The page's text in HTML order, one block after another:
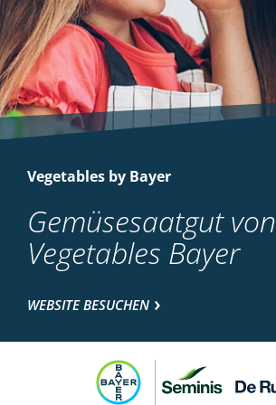
Vegetables by Bayer
Gemüsesaatgut von
Vegetables Bayer
WEBSITE BESUCHEN